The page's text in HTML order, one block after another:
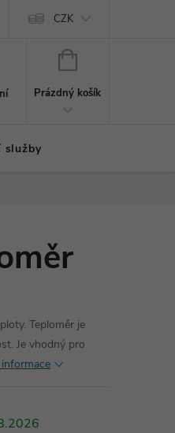
CZK
NÁKUPNÍ
Prázdný košík
služby
Teploměr je
Je vhodný pro